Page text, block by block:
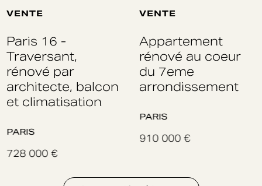
VENTE
Paris 16 -
Traversant,
rénové par
architecte, balcon
et climatisation
PARIS
728 000 €
VENTE
Appartement
rénové au coeur
du 7eme
arrondissement
PARIS
910 000 €